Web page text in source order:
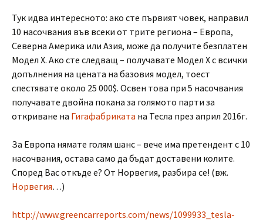
Тук идва интересното: ако сте първият човек, направил
10 насочвания във всеки от трите региона – Европа,
Северна Америка или Азия, може да получите безплатен
Модел X. Ако сте следващ – получавате Модел Х с всички
допълнения на цената на базовия модел, тоест
спестявате около 25 000$. Освен това при 5 насочвания
получавате двойна покана за голямото парти за
откриване на Гигафабриката на Тесла през април 2016г.
За Европа нямате голям шанс – вече има претендент с 10
насочвания, остава само да бъдат доставени колите.
Според Вас откъде е? От Норвегия, разбира се! (вж.
Норвегия…)
http://www.greencarreports.com/news/1099933_tesla-